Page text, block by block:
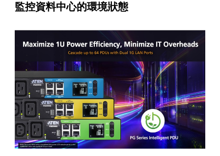
監控資料中心的環境狀態